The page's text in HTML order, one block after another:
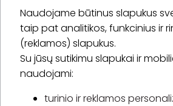
Naudojame būtinus slapukus
taip pat analitikos, funkcinius ir
(reklamos) slapukus.
Su jūsų sutikimu slapukai ir
naudojami:
turinio ir reklamos
* Susipažinau su privatumo
Prenumeruoti